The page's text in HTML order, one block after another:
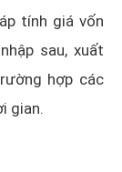
tính giá vốn
sau, xuất
hợp các
gian.